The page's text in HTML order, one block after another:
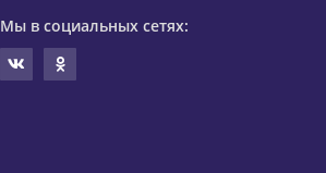
Мы в социальных сетях: